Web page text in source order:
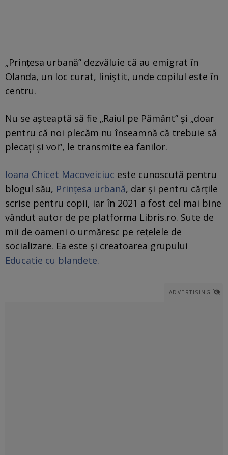
„Prințesa urbană” dezvăluie că au emigrat în
Olanda, un loc curat, liniștit, unde copilul este în
centru.
Nu se așteaptă să fie „Raiul pe Pământ” și „doar
pentru că noi plecăm nu înseamnă că trebuie să
plecați și voi”, le transmite ea fanilor.
Ioana Chicet Macoveiciuc este cunoscută pentru
blogul său, Prințesa urbană, dar și pentru cărțile
scrise pentru copii, iar în 2021 a fost cel mai bine
vândut autor de pe platforma Libris.ro. Sute de
mii de oameni o urmăresc pe rețelele de
socializare. Ea este și creatoarea grupului
Educatie cu blandete.
ADVERTISING